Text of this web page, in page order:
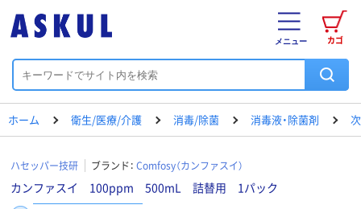
カゴ
メニュー
ホーム 衛生/医療/介護 消毒/除菌 消毒液・除菌剤
ハセッパー技研 ブランド： Comfosy（カンファスイ）
カンファスイ 100ppm 500mL 詰替用 1パック